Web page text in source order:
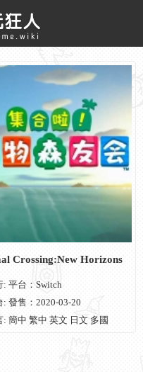
Crossing:New Horizons
: 平台：Switch
: 發售：2020-03-20
: 簡中 繁中 英文 日文 多國